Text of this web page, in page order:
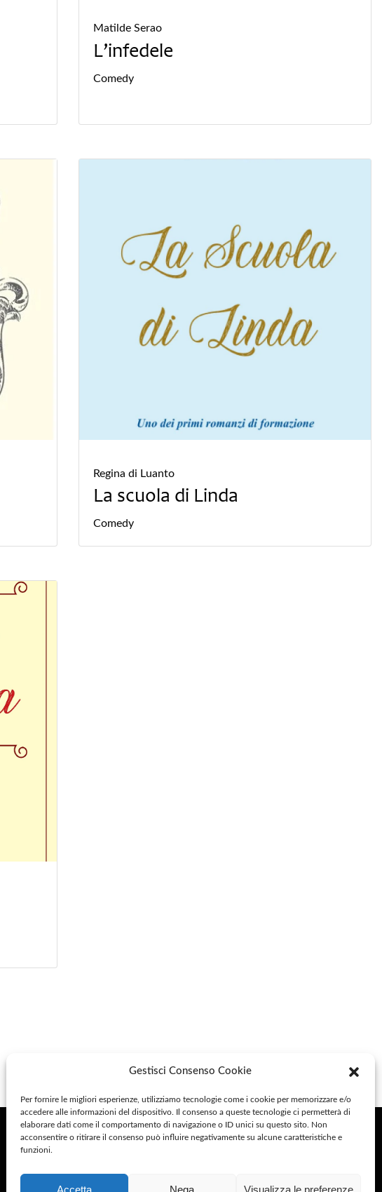
Gestisci Consenso Cookie
Per fornire le migliori esperienze, utilizziamo tecnologie come i cookie per memorizzare e/o
accedere alle informazioni del dispositivo. Il consenso a queste tecnologie ci permetterà di
elaborare dati come il comportamento di navigazione o ID unici su questo sito. Non
acconsentire o ritirare il consenso può influire negativamente su alcune caratteristiche e
funzioni.
Accetta Nega Visualizza le preferenze
Matilde Serao
L’infedele
Comedy
Regina di Luanto
La scuola di Linda
Comedy
Social
Privacy Policy